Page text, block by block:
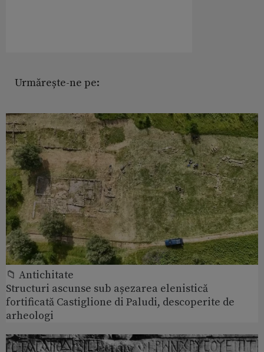
Urmărește-ne pe:
📁 Antichitate
Structuri ascunse sub așezarea elenistică
fortificată Castiglione di Paludi, descoperite de
arheologi